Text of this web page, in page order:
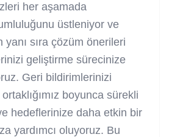
her aşamada
üstleniyor ve
sıra çözüm önerileri
geliştirme sürecinize
Geri bildirimlerinizi
boyunca sürekli
hedeflerinize daha etkin bir
yardımcı oluyoruz. Bu